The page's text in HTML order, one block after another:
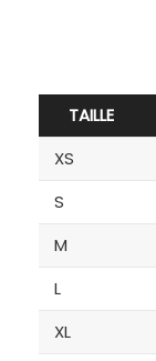
TAILLE
XS
S
M
L
XL